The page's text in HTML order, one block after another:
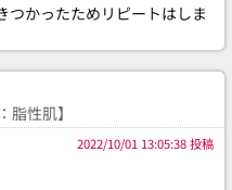
つかったためリピートはしま
性肌】
2022/10/01 13:05:38 投稿